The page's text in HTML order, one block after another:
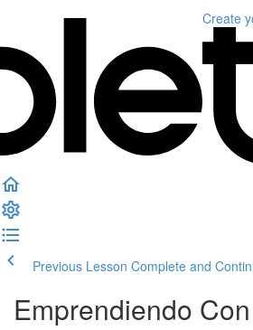
Create
Previous Lesson Complete and
Emprendiendo